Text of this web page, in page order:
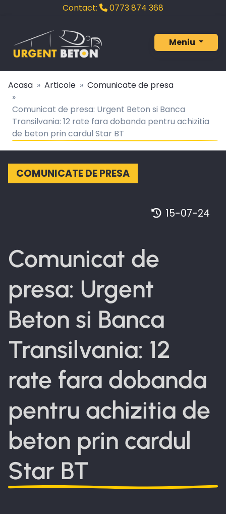
Contact: 0773 874 368‬
Meniu
Acasa Articole Comunicate de presa
Comunicat de presa: Urgent Beton si Banca
Transilvania: 12 rate fara dobanda pentru achizitia
de beton prin cardul Star BT
COMUNICATE DE PRESA
15-07-24
Comunicat de
presa: Urgent
Beton si Banca
Transilvania: 12
rate fara dobanda
pentru achizitia de
beton prin cardul
Star BT